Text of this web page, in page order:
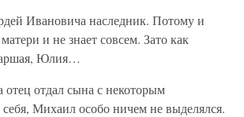
Ивановича наследник. Потому и
и не знает совсем. Зато как
Юлия…
отец отдал сына с некоторым
Михаил особо ничем не выделялся.